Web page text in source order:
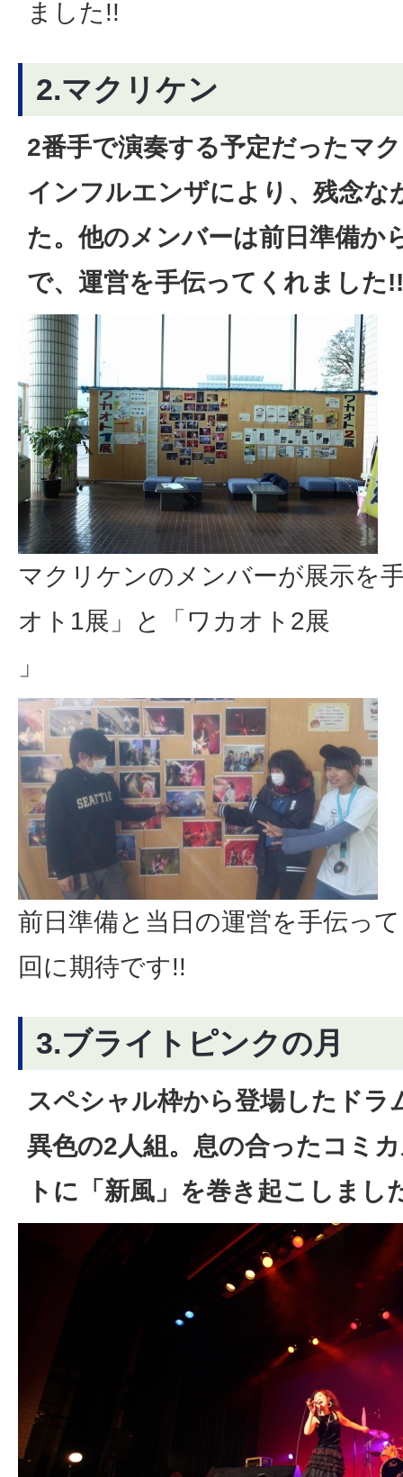
ました!!
2.マクリケン
2番手で演奏する予定だったマ
インフルエンザにより、残念な
た。他のメンバーは前日準備か
で、運営を手伝ってくれました!!
マクリケンのメンバーが展示を
オト1展」と「ワカオト2展
」
前日準備と当日の運営を手伝っ
回に期待です!!
3.ブライトピンクの月
スペシャル枠から登場したドラ
異色の2人組。息の合ったコミ
トに「新風」を巻き起こしまし